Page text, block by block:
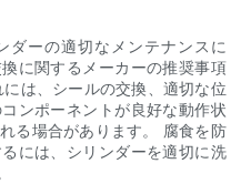
ダーの適切なメンテナンスに
に関するメーカーの推奨事項
は、シールの交換、適切な位
ンポーネントが良好な動作状
る場合があります。 腐食を防
には、シリンダーを適切に洗